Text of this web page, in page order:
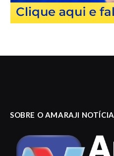
SOBRE O AMARAJI NOTÍCIA